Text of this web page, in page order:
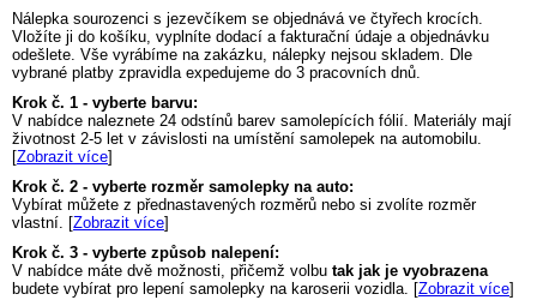
Nálepka sourozenci s jezevčíkem se objednává ve čtyřech krocích.
Vložíte ji do košíku, vyplníte dodací a fakturační údaje a objednávku
odešlete. Vše vyrábíme na zakázku, nálepky nejsou skladem. Dle
vybrané platby zpravidla expedujeme do 3 pracovních dnů.
Krok č. 1 - vyberte barvu:
V nabídce naleznete 24 odstínů barev samolepících fólií. Materiály mají
životnost 2-5 let v závislosti na umístění samolepek na automobilu.
[Zobrazit více]
Krok č. 2 - vyberte rozměr samolepky na auto:
Vybírat můžete z přednastavených rozměrů nebo si zvolíte rozměr
vlastní. [Zobrazit více]
Krok č. 3 - vyberte způsob nalepení:
V nabídce máte dvě možnosti, přičemž volbu tak jak je vyobrazena
budete vybírat pro lepení samolepky na karoserii vozidla. [Zobrazit více]